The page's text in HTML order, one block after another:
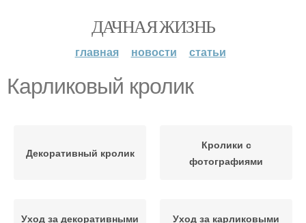
ДАЧНАЯ ЖИЗНЬ
главная новости статьи
Карликовый кролик
Декоративный кролик
Кролики с
фотографиями
Уход за декоративными
Уход за карликовыми